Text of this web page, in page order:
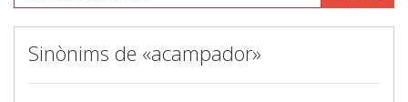
Sinònims de «acampador»